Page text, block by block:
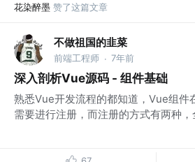
花染醉墨 赞了这篇文章
不做祖国的韭菜
前端工程师 · 7年前
深入剖析Vue源码 - 组件基础
熟悉Vue开发流程的都知道，Vue组件
需要进行注册，而注册的方式有两种，